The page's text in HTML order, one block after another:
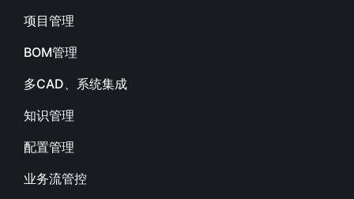
项目管理
BOM管理
多CAD、系统集成
知识管理
配置管理
业务流管控